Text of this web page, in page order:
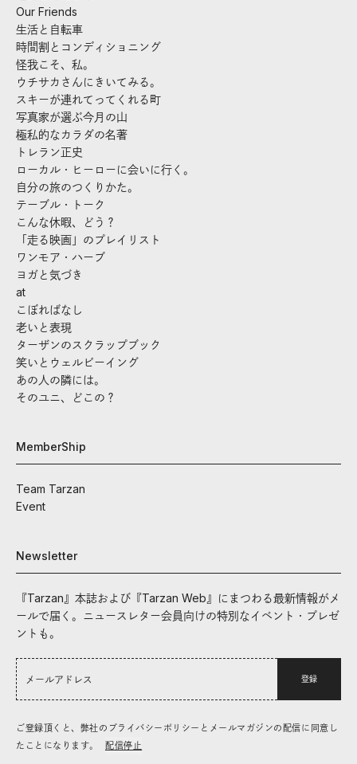
Our Friends
生活と自転車
時間割とコンディショニング
怪我こそ、私。
ウチサカさんにきいてみる。
スキーが連れてってくれる町
写真家が選ぶ今月の山
極私的なカラダの名著
トレラン正史
ローカル・ヒーローに会いに行く。
自分の旅のつくりかた。
テーブル・トーク
こんな休暇、どう？
「走る映画」のプレイリスト
ワンモア・ハーブ
ヨガと気づき
at
こぼればなし
老いと表現
ターザンのスクラップブック
笑いとウェルビーイング
あの人の隣には。
そのユニ、どこの？
MemberShip
Team Tarzan
Event
Newsletter
『Tarzan』本誌および『Tarzan Web』にまつわる最新情報がメ
ールで届く。ニュースレター会員向けの特別なイベント・プレゼ
ントも。
登録
ご登録頂くと、弊社のプライバシーポリシーとメールマガジンの配信に同意し
たことになります。
配信停止